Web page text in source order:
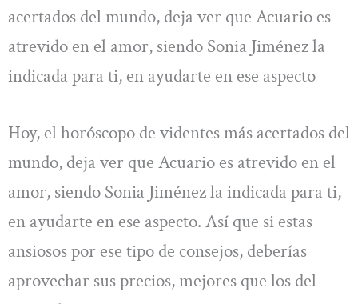
acertados del mundo, deja ver que Acuario es
atrevido en el amor, siendo Sonia Jiménez la
indicada para ti, en ayudarte en ese aspecto
Hoy, el horóscopo de videntes más acertados del
mundo, deja ver que Acuario es atrevido en el
amor, siendo Sonia Jiménez la indicada para ti,
en ayudarte en ese aspecto. Así que si estas
ansiosos por ese tipo de consejos, deberías
aprovechar sus precios, mejores que los del